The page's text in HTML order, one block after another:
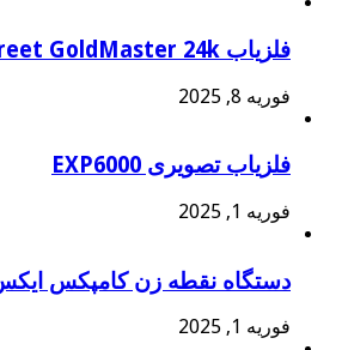
فلزیاب Gareet GoldMaster 24k
فوریه 8, 2025
فلزیاب تصویری EXP6000
فوریه 1, 2025
دستگاه نقطه زن کامپکس
فوریه 1, 2025